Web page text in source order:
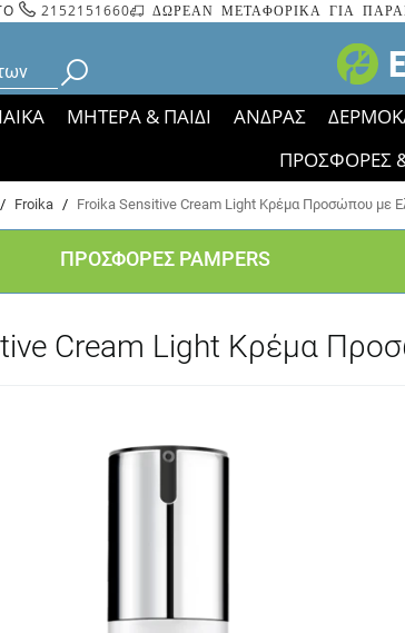
2152151660 ΔΩΡΕΑΝ ΜΕΤΑΦΟΡΙΚΑ ΓΙΑ
ΜΗΤΕΡΑ & ΠΑΙΔΙ ΑΝΔΡΑΣ
ΠΡΟΣΦΟΡΕΣ
Bάσει ΦΕΚ 35935/2023 τα
/ Froika / Froika Sensitive Cream Light Κρέμα Προσώπου με
ΠΡΟΣΦΟΡΕΣ PAMPERS
Cream Light Κρέμα